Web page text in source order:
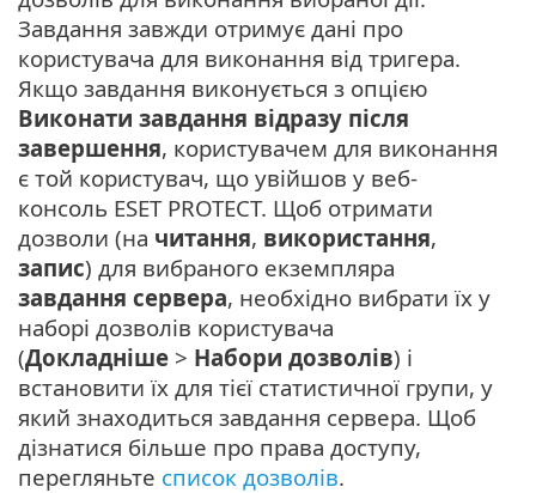
Завдання завжди отримує дані про
користувача для виконання від тригера.
Якщо завдання виконується з опцією
Виконати завдання відразу після
завершення, користувачем для виконання
є той користувач, що увійшов у веб-
консоль ESET PROTECT. Щоб отримати
дозволи (на читання, використання,
запис) для вибраного екземпляра
завдання сервера, необхідно вибрати їх у
наборі дозволів користувача
(Докладніше > Набори дозволів) і
встановити їх для тієї статистичної групи, у
який знаходиться завдання сервера. Щоб
дізнатися більше про права доступу,
перегляньте список дозволів.